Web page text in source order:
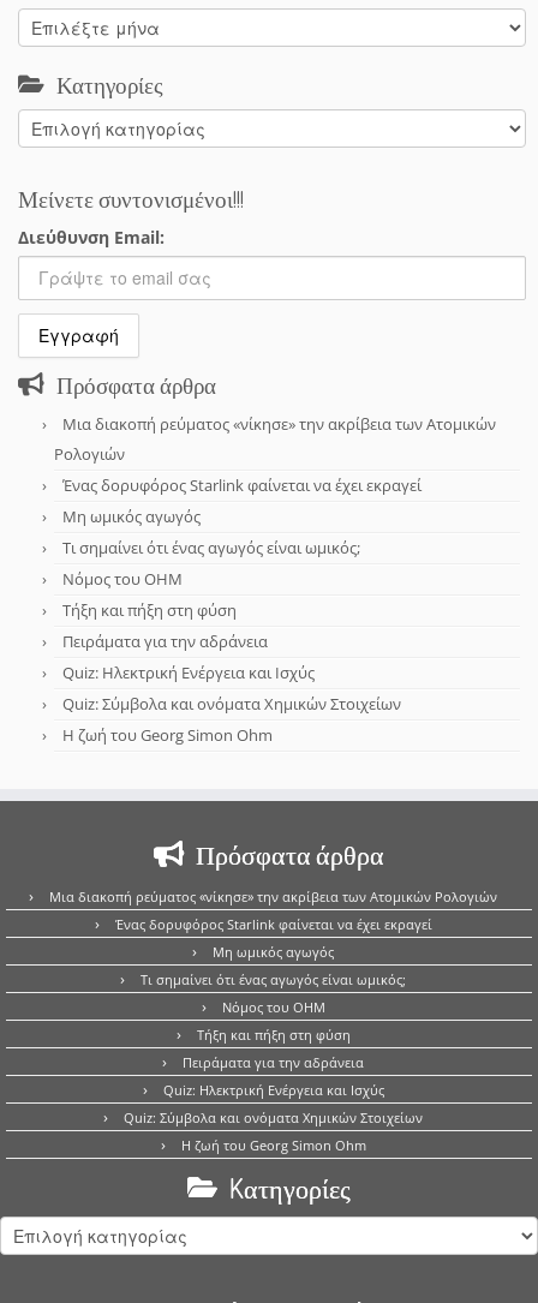
Αρχείο
Κατηγορίες
Κατηγορίες
Μείνετε συντονισμένοι!!!
Διεύθυνση Email:
Πρόσφατα άρθρα
Μια διακοπή ρεύματος «νίκησε» την ακρίβεια των Ατομικών
Ρολογιών
Ένας δορυφόρος Starlink φαίνεται να έχει εκραγεί
Μη ωμικός αγωγός
Τι σημαίνει ότι ένας αγωγός είναι ωμικός;
Νόμος του OHM
Τήξη και πήξη στη φύση
Πειράματα για την αδράνεια
Quiz: Ηλεκτρική Ενέργεια και Ισχύς
Quiz: Σύμβολα και ονόματα Χημικών Στοιχείων
Η ζωή του Georg Simon Ohm
Πρόσφατα άρθρα
Μια διακοπή ρεύματος «νίκησε» την ακρίβεια των Ατομικών Ρολογιών
Ένας δορυφόρος Starlink φαίνεται να έχει εκραγεί
Μη ωμικός αγωγός
Τι σημαίνει ότι ένας αγωγός είναι ωμικός;
Νόμος του OHM
Τήξη και πήξη στη φύση
Πειράματα για την αδράνεια
Quiz: Ηλεκτρική Ενέργεια και Ισχύς
Quiz: Σύμβολα και ονόματα Χημικών Στοιχείων
Η ζωή του Georg Simon Ohm
Kατηγορίες
Kατηγορίες